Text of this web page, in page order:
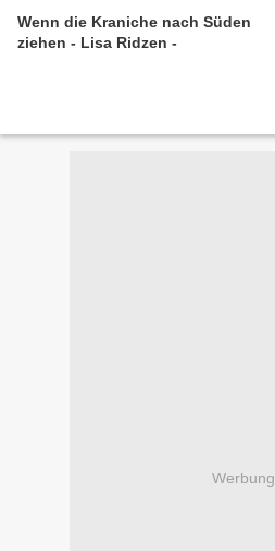
Wenn die Kraniche nach Süden
ziehen - Lisa Ridzen -
Werbung